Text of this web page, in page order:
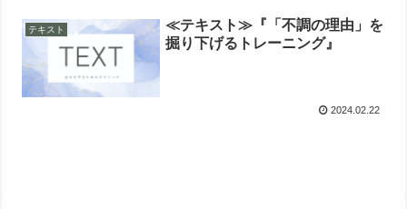
テキスト
≪テキスト≫『「不調の理由」を
掘り下げるトレーニング』
2024.02.22